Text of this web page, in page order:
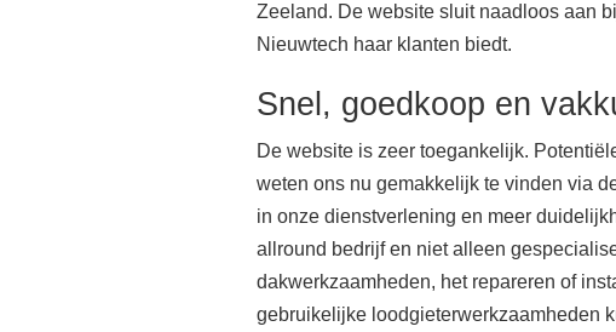
Zeeland. De website sluit naadloos aan
Nieuwtech haar klanten biedt.
Snel, goedkoop en
De website is zeer toegankelijk.
weten ons nu gemakkelijk te vinden via
in onze dienstverlening en meer
allround bedrijf en niet alleen
dakwerkzaamheden, het repareren of
gebruikelijke loodgieterwerkzaamheden